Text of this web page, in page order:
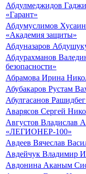
Абдулмеджидов
«Гарант»
Абдумуслимов
«Академия защиты»
Абдуназаров
Абдурахманов
безопасности»
Абрамова Ирина
Абубакаров Рустам
Абулгасанов
Аварясов Сергей
Августов
«ЛЕГИОНЕР-100»
Авдеев Вячеслав
Авдейчук
Авдонина Аканым